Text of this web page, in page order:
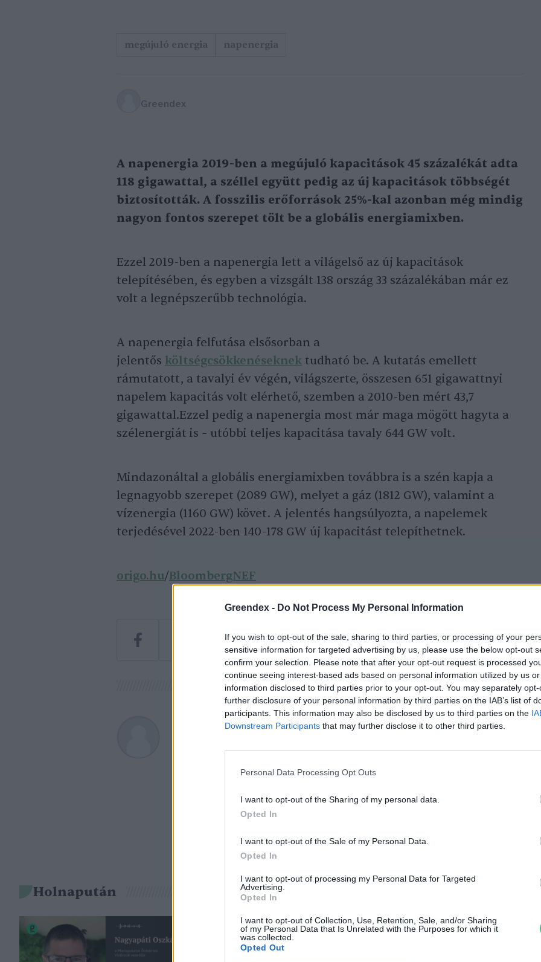
Greendex - Do Not Process My Personal Information
If you wish to opt-out of the sale, sharing to third parties, or processing of your
sensitive information for targeted advertising by us, please use the below opt-out
confirm your selection. Please note that after your opt-out request is processed
continue seeing interest-based ads based on personal information utilized by us
information disclosed to third parties prior to your opt-out. You may separately
further disclosure of your personal information by third parties on the IAB’s list of
participants. This information may also be disclosed by us to third parties on the
Downstream Participants that may further disclose it to other third parties.
Personal Data Processing Opt Outs
I want to opt-out of the Sharing of my personal data.
Opted In
I want to opt-out of the Sale of my Personal Data.
Opted In
I want to opt-out of processing my Personal Data for Targeted
Advertising.
Opted In
I want to opt-out of Collection, Use, Retention, Sale, and/or Sharing
of my Personal Data that Is Unrelated with the Purposes for which it
was collected.
Opted Out
megújuló energia napenergia
Greendex
A napenergia 2019-ben a megújuló kapacitások 45 százalékát adta
118 gigawattal, a széllel együtt pedig az új kapacitások többségét
biztosították. A fosszilis erőforrások 25%-kal azonban még mindig
nagyon fontos szerepet tölt be a globális energiamixben.
Ezzel 2019-ben a napenergia lett a világelső az új kapacitások
telepítésében, és egyben a vizsgált 138 ország 33 százalékában már ez
volt a legnépszerűbb technológia.
A napenergia felfutása elsősorban a
jelentős költségcsökkenéseknek tudható be. A kutatás emellett
rámutatott, a tavalyi év végén, világszerte, összesen 651 gigawattnyi
napelem kapacitás volt elérhető, szemben a 2010-ben mért 43,7
gigawattal.Ezzel pedig a napenergia most már maga mögött hagyta a
szélenergiát is – utóbbi teljes kapacitása tavaly 644 GW volt.
Mindazonáltal a globális energiamixben továbbra is a szén kapja a
legnagyobb szerepet (2089 GW), melyet a gáz (1812 GW), valamint a
vízenergia (1160 GW) követ. A jelentés hangsúlyozta, a napelemek
terjedésével 2022-ben 140-178 GW új kapacitást telepíthetnek.
origo.hu/BloombergNEF
Greendex
A szerző további cikkei
Holnapután